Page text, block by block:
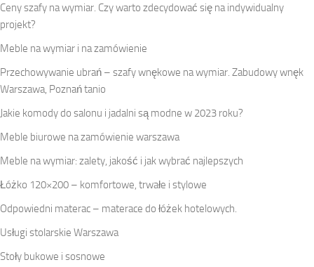
Ceny szafy na wymiar. Czy warto zdecydować się na indywidualny
projekt?
Meble na wymiar i na zamówienie
Przechowywanie ubrań – szafy wnękowe na wymiar. Zabudowy wnęk
Warszawa, Poznań tanio
Jakie komody do salonu i jadalni są modne w 2023 roku?
Meble biurowe na zamówienie warszawa
Meble na wymiar: zalety, jakość i jak wybrać najlepszych
Łóżko 120×200 – komfortowe, trwałe i stylowe
Odpowiedni materac – materace do łóżek hotelowych.
Usługi stolarskie Warszawa
Stoły bukowe i sosnowe